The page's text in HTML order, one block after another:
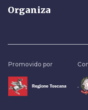
Organiza
Promovido por
.